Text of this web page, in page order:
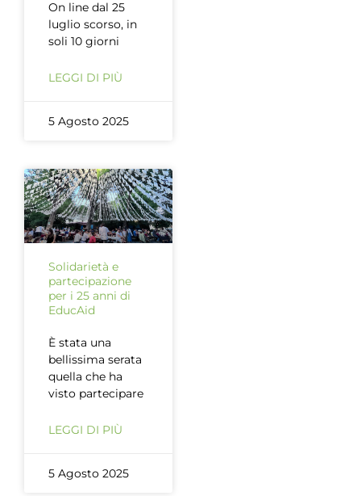
On line dal 25
luglio scorso, in
soli 10 giorni
LEGGI DI PIÙ
5 Agosto 2025
Solidarietà e
partecipazione
per i 25 anni di
EducAid
È stata una
bellissima serata
quella che ha
visto partecipare
LEGGI DI PIÙ
5 Agosto 2025